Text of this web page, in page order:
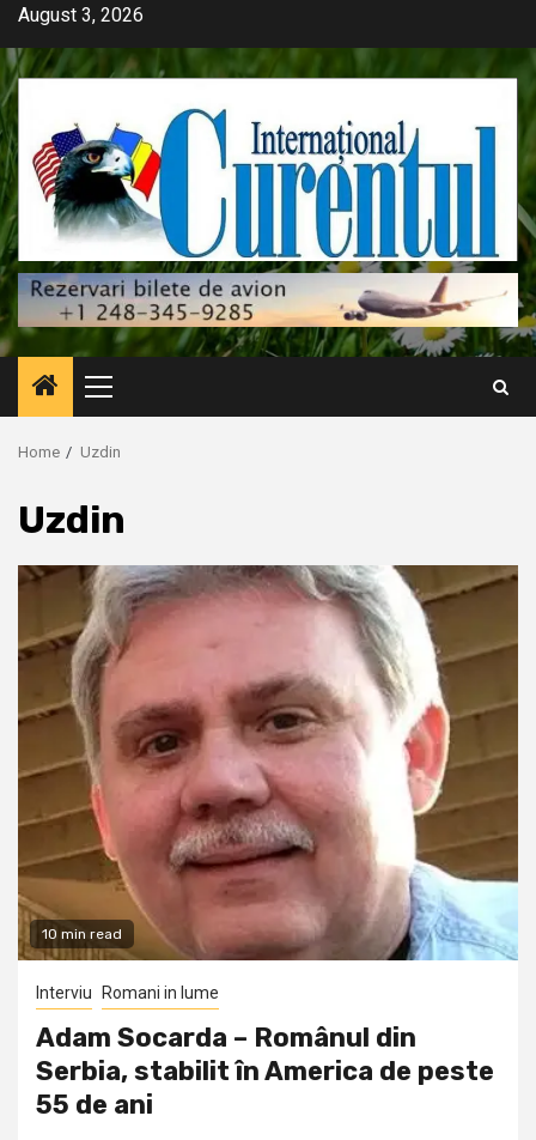
Skip
content
August 3, 2026
Primary
Menu
Home Uzdin
Uzdin
10 min read
Interviu Romani in lume
Adam Socarda – Românul din
Serbia, stabilit în America de peste
55 de ani